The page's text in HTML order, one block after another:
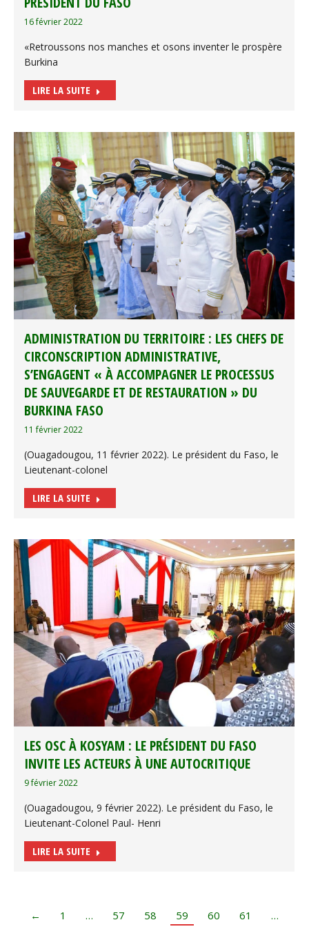
16 février 2022
«Retroussons nos manches et osons inventer le prospère
Burkina
LIRE LA SUITE
ADMINISTRATION DU TERRITOIRE : LES CHEFS DE
CIRCONSCRIPTION ADMINISTRATIVE,
S’ENGAGENT « À ACCOMPAGNER LE PROCESSUS
DE SAUVEGARDE ET DE RESTAURATION » DU
BURKINA FASO
11 février 2022
(Ouagadougou, 11 février 2022). Le président du Faso, le
Lieutenant-colonel
LIRE LA SUITE
LES OSC À KOSYAM : LE PRÉSIDENT DU FASO
INVITE LES ACTEURS À UNE AUTOCRITIQUE
9 février 2022
(Ouagadougou, 9 février 2022). Le président du Faso, le
Lieutenant-Colonel Paul- Henri
LIRE LA SUITE
← 1 … 57 58 59 60 61
…